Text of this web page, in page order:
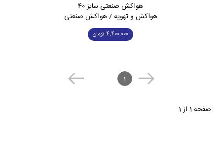
هواکش صنعتی سایز 40
هواکش و تهویه / هواکش صنعتی
4,400,000 تومان
1
صفحه 1 از 1